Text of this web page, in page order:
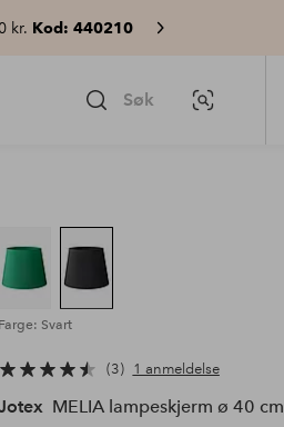
kr. Kod: 440210
Søk Bildesøk
Farge: Svart
3 1 anmeldelse
MELIA lampeskjerm ø 40 cm